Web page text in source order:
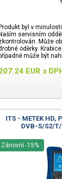
byl v
servisním
Může
oděrky.
může být
EUR s
ITS - METEK HD,
DVB-S/S2/
Zánovní -15%